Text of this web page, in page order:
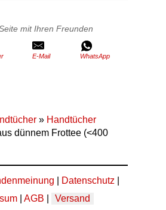
mit Ihren Freunden
E-Mail WhatsApp
» Handtücher
dünnem Frottee (<400
Datenschutz
AGB Versand